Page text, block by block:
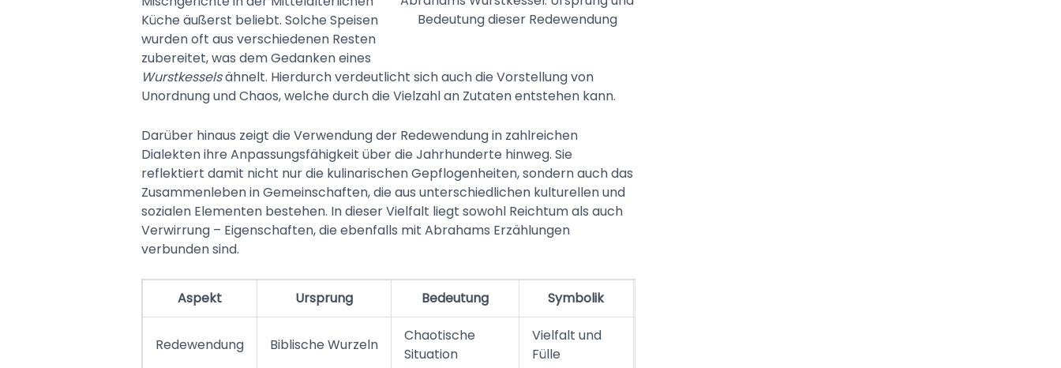
Bedeutung dieser Redewendung
Küche äußerst beliebt. Solche Speisen
wurden oft aus verschiedenen Resten
zubereitet, was dem Gedanken eines
Wurstkesselsähnelt. Hierdurch verdeutlicht sich auch die Vorstellung von
Unordnung und Chaos, welche durch die Vielzahl an Zutaten entstehen kann.
Darüber hinaus zeigt die Verwendung der Redewendung in zahlreichen
Dialekten ihre Anpassungsfähigkeit über die Jahrhunderte hinweg. Sie
reflektiert damit nicht nur die kulinarischen Gepflogenheiten, sondern auch das
Zusammenleben in Gemeinschaften, die aus unterschiedlichen kulturellen und
sozialen Elementen bestehen. In dieser Vielfalt liegt sowohl Reichtum als auch
Verwirrung – Eigenschaften, die ebenfalls mit Abrahams Erzählungen
verbunden sind.
Aspekt Ursprung Bedeutung Symbolik
Redewendung Biblische Wurzeln
Chaotische
Situation
Vielfalt und
Fülle